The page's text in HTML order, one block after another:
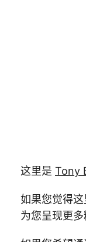
这里是 Tony
如果您觉得
为您呈现更多